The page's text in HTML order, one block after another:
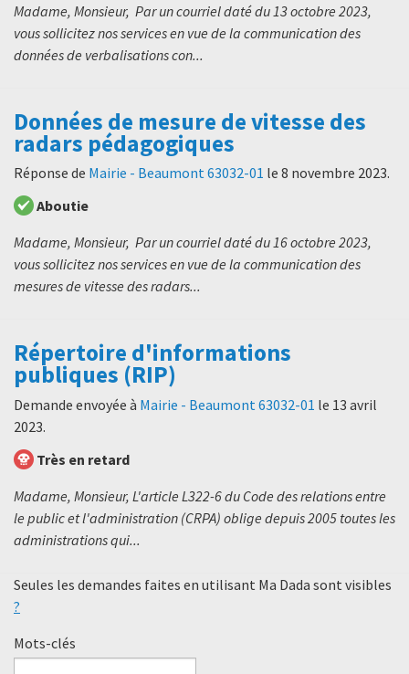
Madame, Monsieur, Par un courriel daté du 13 octobre 2023,
vous sollicitez nos services en vue de la communication des
données de verbalisations con...
Données de mesure de vitesse des
radars pédagogiques
Réponse de Mairie - Beaumont 63032-01 le 8 novembre 2023.
Aboutie
Madame, Monsieur, Par un courriel daté du 16 octobre 2023,
vous sollicitez nos services en vue de la communication des
mesures de vitesse des radars...
Répertoire d'informations
publiques (RIP)
Demande envoyée à Mairie - Beaumont 63032-01 le 13 avril
2023.
Très en retard
Madame, Monsieur, L'article L322-6 du Code des relations entre
le public et l'administration (CRPA) oblige depuis 2005 toutes les
administrations qui...
Seules les demandes faites en utilisant Ma Dada sont visibles
?
Mots-clés